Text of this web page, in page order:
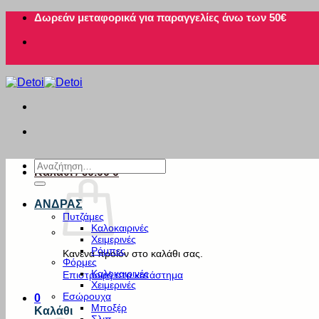
Μετάβαση
περιεχόμενο
Δωρεάν μεταφορικά για παραγγελίες άνω των 50€
Καλάθι /€0.00 0
Κανένα προϊόν στο καλάθι σας.
Επιστροφή στο κατάστημα
0
Καλάθι
Αναζήτηση
για:
ΑΝΔΡΑΣ
Πυτζάμες
Καλοκαιρινές
Χειμερινές
Ρόμπες
Φόρμες
Καλοκαιρινές
Χειμερινές
Εσώρουχα
Μποξέρ